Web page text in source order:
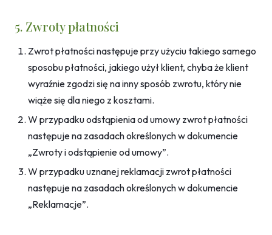
5. Zwroty płatności
Zwrot płatności następuje przy użyciu takiego samego
sposobu płatności, jakiego użył klient, chyba że klient
wyraźnie zgodzi się na inny sposób zwrotu, który nie
wiąże się dla niego z kosztami.
W przypadku odstąpienia od umowy zwrot płatności
następuje na zasadach określonych w dokumencie
„Zwroty i odstąpienie od umowy”.
W przypadku uznanej reklamacji zwrot płatności
następuje na zasadach określonych w dokumencie
„Reklamacje”.